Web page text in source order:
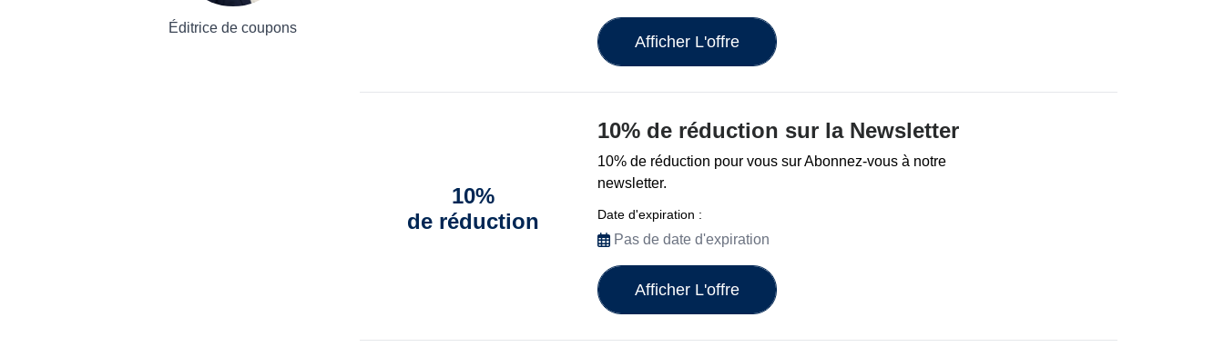
Éditrice de coupons
Afficher L'offre
10%
de réduction
10% de réduction sur la Newsletter
10% de réduction pour vous sur Abonnez-vous à notre
newsletter.
Date d'expiration :
Pas de date d'expiration
Afficher L'offre